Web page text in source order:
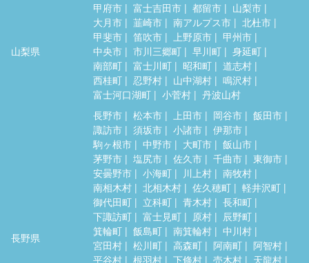
山梨県
甲府市 富士吉田市 都留市
山梨市
大月市
韮崎市 南アルプス市
北杜市
甲斐市
笛吹市 上野原市
甲州市
中央市
市川三郷町 早川町
身延町
南部町
富士川町 昭和町
道志村
西桂町
忍野村 山中湖村
鳴沢村
富士河口湖町
小菅村 丹波山村
長野県
長野市 松本市 上田市 岡谷市
飯田市
諏訪市
須坂市 小諸市
伊那市
駒ヶ根市
中野市 大町市
飯山市
茅野市
塩尻市 佐久市 千曲市
東御市
安曇野市
小海町 川上村
南牧村
南相木村
北相木村 佐久穂町
軽井沢町
御代田町
立科町 青木村
長和町
下諏訪町
富士見町 原村
辰野町
箕輪町
飯島町 南箕輪村
中川村
宮田村
松川町 高森町 阿南町
阿智村
平谷村
根羽村 下條村 売木村
天龍村